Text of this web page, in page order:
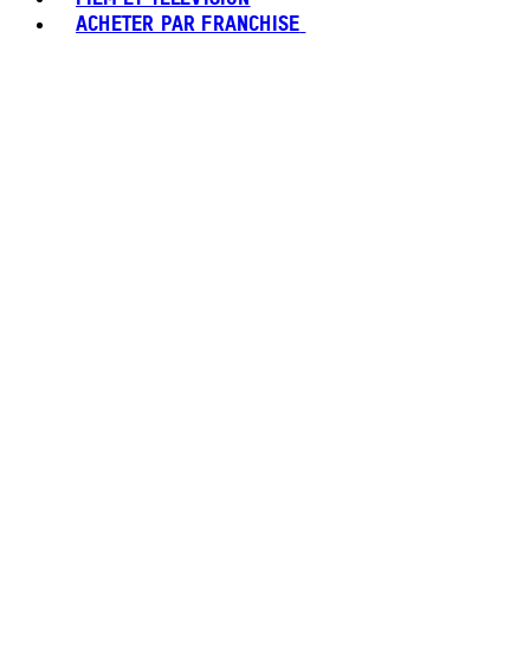
ACHETER PAR FRANCHISE